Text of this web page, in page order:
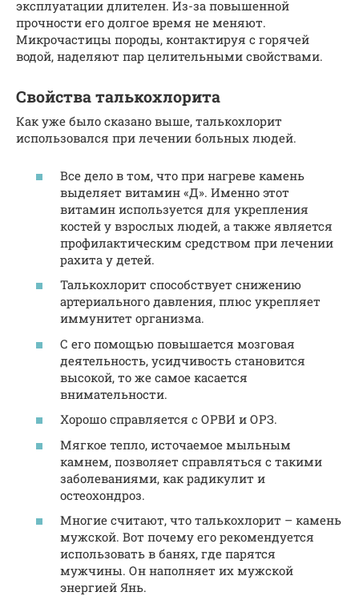
эксплуатации длителен. Из-за повышенной
прочности его долгое время не меняют.
Микрочастицы породы, контактируя с горячей
водой, наделяют пар целительными свойствами.
Свойства талькохлорита
Как уже было сказано выше, талькохлорит
использовался при лечении больных людей.
Все дело в том, что при нагреве камень
выделяет витамин «Д». Именно этот
витамин используется для укрепления
костей у взрослых людей, а также является
профилактическим средством при лечении
рахита у детей.
Талькохлорит способствует снижению
артериального давления, плюс укрепляет
иммунитет организма.
С его помощью повышается мозговая
деятельность, усидчивость становится
высокой, то же самое касается
внимательности.
Хорошо справляется с ОРВИ и ОРЗ.
Мягкое тепло, источаемое мыльным
камнем, позволяет справляться с такими
заболеваниями, как радикулит и
остеохондроз.
Многие считают, что талькохлорит – камень
мужской. Вот почему его рекомендуется
использовать в банях, где парятся
мужчины. Он наполняет их мужской
энергией Янь.